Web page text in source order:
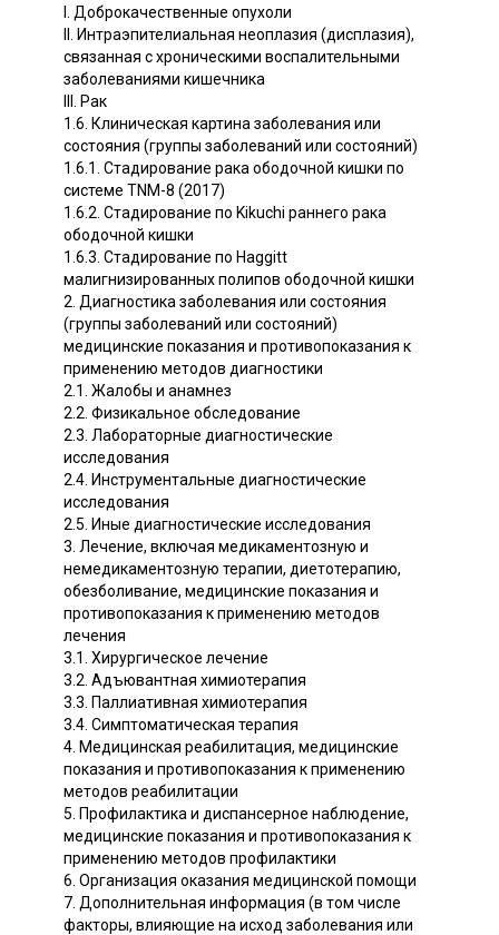
I. Доброкачественные опухоли
II. Интраэпителиальная неоплазия (дисплазия),
связанная с хроническими воспалительными
заболеваниями кишечника
III. Рак
1.6. Клиническая картина заболевания или
состояния (группы заболеваний или состояний)
1.6.1. Стадирование рака ободочной кишки по
системе TNM-8 (2017)
1.6.2. Стадирование по Kikuchi раннего рака
ободочной кишки
1.6.3. Стадирование по Haggitt
малигнизированных полипов ободочной кишки
2. Диагностика заболевания или состояния
(группы заболеваний или состояний)
медицинские показания и противопоказания к
применению методов диагностики
2.1. Жалобы и анамнез
2.2. Физикальное обследование
2.3. Лабораторные диагностические
исследования
2.4. Инструментальные диагностические
исследования
2.5. Иные диагностические исследования
3. Лечение, включая медикаментозную и
немедикаментозную терапии, диетотерапию,
обезболивание, медицинские показания и
противопоказания к применению методов
лечения
3.1. Хирургическое лечение
3.2. Адъювантная химиотерапия
3.3. Паллиативная химиотерапия
3.4. Симптоматическая терапия
4. Медицинская реабилитация, медицинские
показания и противопоказания к применению
методов реабилитации
5. Профилактика и диспансерное наблюдение,
медицинские показания и противопоказания к
применению методов профилактики
6. Организация оказания медицинской помощи
7. Дополнительная информация (в том числе
факторы, влияющие на исход заболевания или